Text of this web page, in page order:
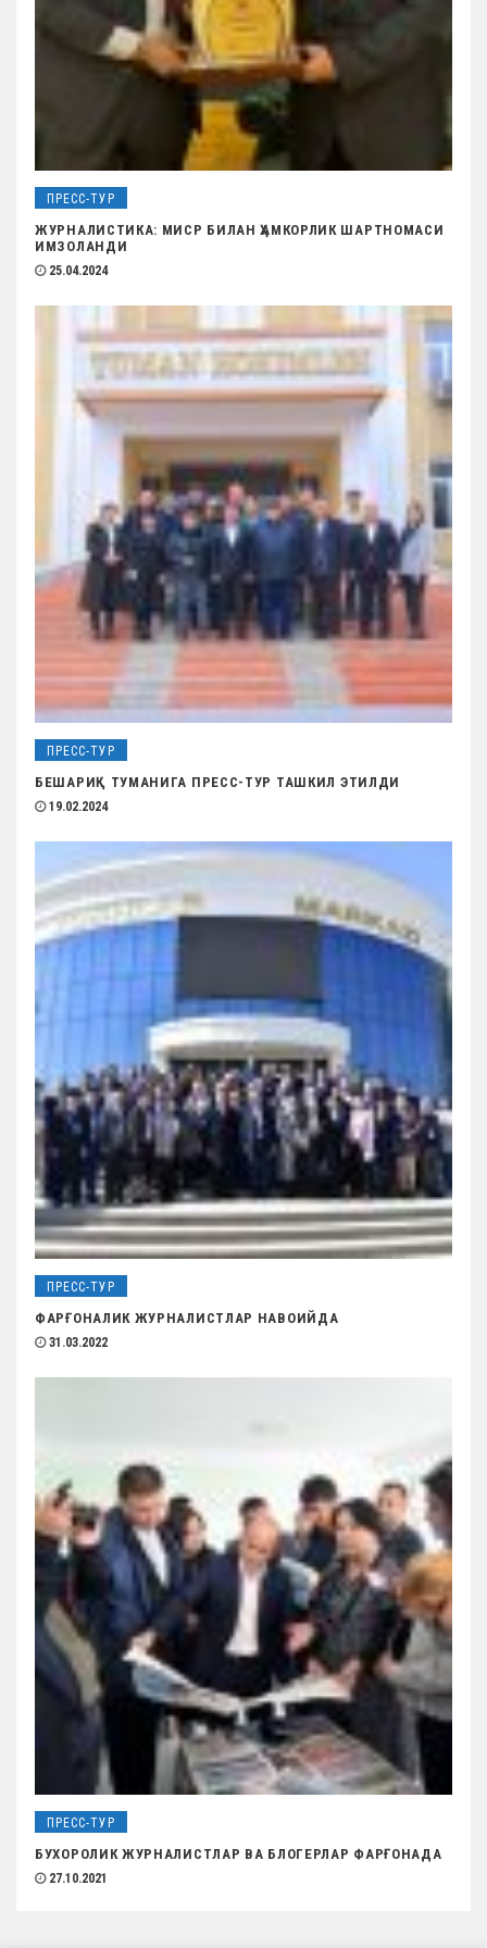
м
ПРЕСС-ТУР
ЖУРНАЛИСТИКА: МИСР БИЛАН ҲАМКОРЛИК ШАРТНОМАСИ
ИМЗОЛАНДИ
25.04.2024
ПРЕСС-ТУР
БЕШАРИҚ ТУМАНИГА ПРЕСС-ТУР ТАШКИЛ ЭТИЛДИ
19.02.2024
ПРЕСС-ТУР
ФАРҒОНАЛИК ЖУРНАЛИСТЛАР НАВОИЙДА
31.03.2022
ПРЕСС-ТУР
БУХОРОЛИК ЖУРНАЛИСТЛАР ВА БЛОГЕРЛАР ФАРҒОНАДА
27.10.2021